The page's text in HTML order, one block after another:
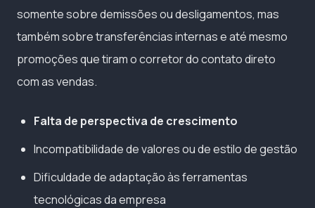
somente sobre demissões ou desligamentos, mas
também sobre transferências internas e até mesmo
promoções que tiram o corretor do contato direto
com as vendas.
Falta de perspectiva de crescimento
Incompatibilidade de valores ou de estilo de gestão
Dificuldade de adaptação às ferramentas
tecnológicas da empresa